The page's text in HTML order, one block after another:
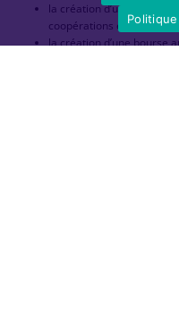
la création d’une
coopérations et
la création d’une bourse